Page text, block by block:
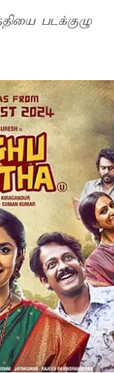
படக்குழு